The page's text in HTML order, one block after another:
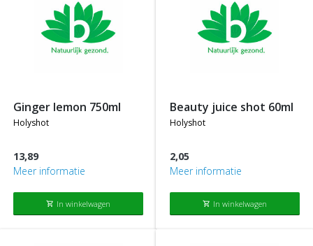
ginger lemon 750ml
holyshot
13,89
Meer informatie
shopping_cart In winkelwagen
beauty juice shot 60ml
holyshot
2,05
Meer informatie
shopping_cart In winkelwagen